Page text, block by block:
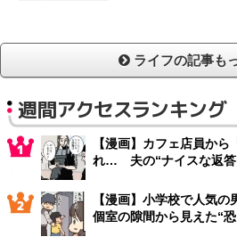
ライフの記事も
週間アクセスランキング
【漫画】カフェ店員か
れ… 夫の“ナイスな返答
【漫画】小学校で人気
個室の隙間から見えた“